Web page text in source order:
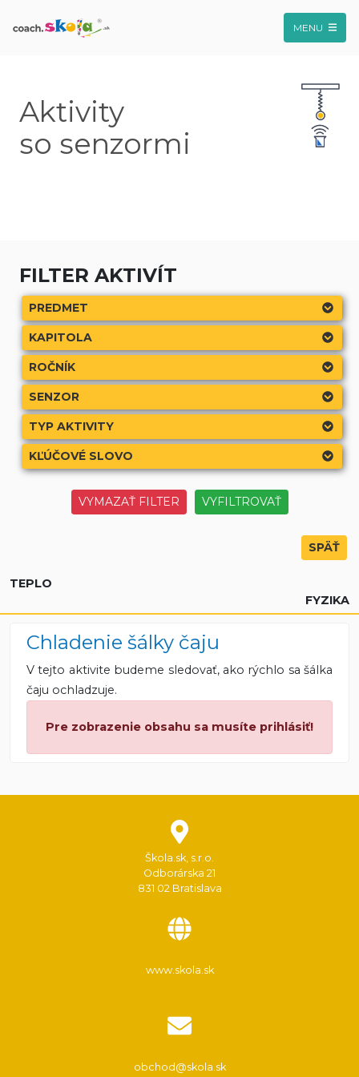
MENU
Aktivity
so senzormi
FILTER AKTIVÍT
PREDMET
KAPITOLA
ROČNÍK
SENZOR
TYP AKTIVITY
KĽÚČOVÉ SLOVO
SPÄŤ
TEPLO
FYZIKA
Chladenie šálky čaju
V tejto aktivite budeme sledovať, ako rýchlo sa šálka
čaju ochladzuje.
Pre zobrazenie obsahu sa musíte prihlásiť!
Škola.sk, s.r.o.
Odborárska 21
831 02 Bratislava
www.skola.sk
obchod@skola.sk